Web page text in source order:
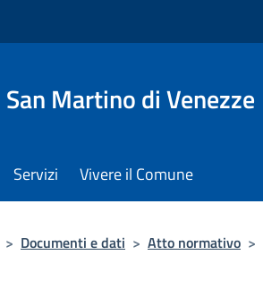
Martino di Venezze
Servizi Vivere il Comune
> Documenti e dati > Atto normativo >